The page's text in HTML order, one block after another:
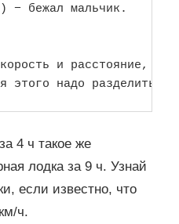
бежал мальчик.
и расстояние, то
4 ч такое же
лодка за 9 ч. Узнай
если известно, что
ч.